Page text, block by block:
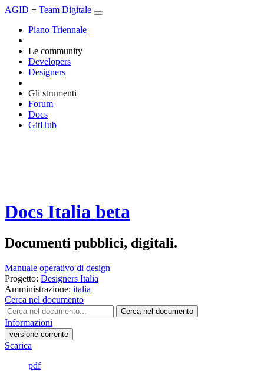
AGID + Team Digitale
Piano Triennale
Le community
Developers
Designers
Gli strumenti
Forum
Docs
GitHub
Docs Italia beta
Documenti pubblici, digitali.
Manuale operativo di design
Progetto: Designers Italia
Amministrazione: italia
Cerca nel documento
Cerca nel documento
Informazioni
versione-corrente
Scarica
pdf